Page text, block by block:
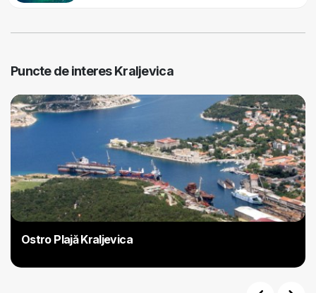
Puncte de interes Kraljevica
Ostro Plajă Kraljevica